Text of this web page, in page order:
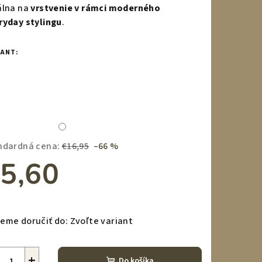
navrstvenie v rámci moderného
stylingu.
cena: €16,95 –66 %
doručiť do: Zvoľte variant